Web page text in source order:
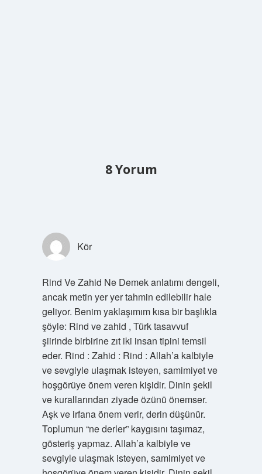
8 Yorum
Kör
Rind Ve Zahid Ne Demek anlatımı dengeli,
ancak metin yer yer tahmin edilebilir hale
geliyor. Benim yaklaşımım kısa bir başlıkla
şöyle: Rind ve zahid , Türk tasavvuf
şiirinde birbirine zıt iki insan tipini temsil
eder. Rind : Zahid : Rind : Allah’a kalbiyle
ve sevgiyle ulaşmak isteyen, samimiyet ve
hoşgörüye önem veren kişidir. Dinin şekil
ve kurallarından ziyade özünü önemser.
Aşk ve irfana önem verir, derin düşünür.
Toplumun “ne derler” kaygısını taşımaz,
gösteriş yapmaz. Allah’a kalbiyle ve
sevgiyle ulaşmak isteyen, samimiyet ve